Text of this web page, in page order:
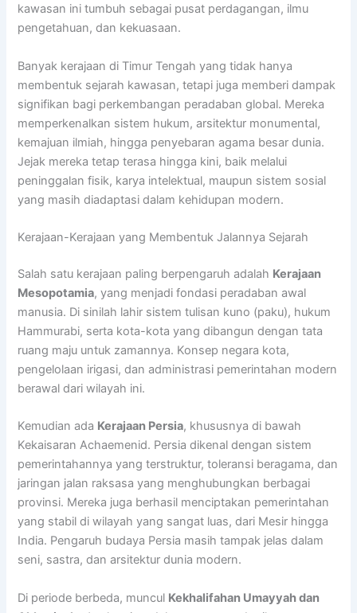
kawasan ini tumbuh sebagai pusat perdagangan, ilmu
pengetahuan, dan kekuasaan.
Banyak kerajaan di Timur Tengah yang tidak hanya
membentuk sejarah kawasan, tetapi juga memberi dampak
signifikan bagi perkembangan peradaban global. Mereka
memperkenalkan sistem hukum, arsitektur monumental,
kemajuan ilmiah, hingga penyebaran agama besar dunia.
Jejak mereka tetap terasa hingga kini, baik melalui
peninggalan fisik, karya intelektual, maupun sistem sosial
yang masih diadaptasi dalam kehidupan modern.
Kerajaan-Kerajaan yang Membentuk Jalannya Sejarah
Salah satu kerajaan paling berpengaruh adalah Kerajaan
Mesopotamia, yang menjadi fondasi peradaban awal
manusia. Di sinilah lahir sistem tulisan kuno (paku), hukum
Hammurabi, serta kota-kota yang dibangun dengan tata
ruang maju untuk zamannya. Konsep negara kota,
pengelolaan irigasi, dan administrasi pemerintahan modern
berawal dari wilayah ini.
Kemudian ada Kerajaan Persia, khususnya di bawah
Kekaisaran Achaemenid. Persia dikenal dengan sistem
pemerintahannya yang terstruktur, toleransi beragama, dan
jaringan jalan raksasa yang menghubungkan berbagai
provinsi. Mereka juga berhasil menciptakan pemerintahan
yang stabil di wilayah yang sangat luas, dari Mesir hingga
India. Pengaruh budaya Persia masih tampak jelas dalam
seni, sastra, dan arsitektur dunia modern.
Di periode berbeda, muncul Kekhalifahan Umayyah dan